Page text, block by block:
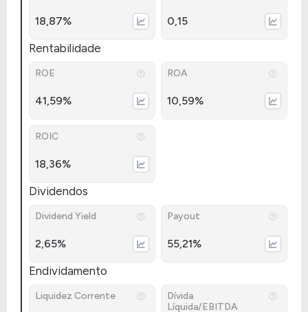
18,87% 0,15
Rentabilidade
ROE
41,59%
ROA
10,59%
ROIC
18,36%
Dividendos
Dividend Yield
2,65%
Payout
55,21%
Endividamento
Liquidez Corrente
Dívida
Líquida/EBITDA